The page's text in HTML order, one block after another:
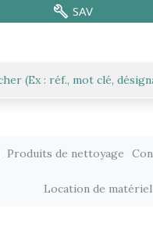
SAV
Produits de nettoyage
Location de